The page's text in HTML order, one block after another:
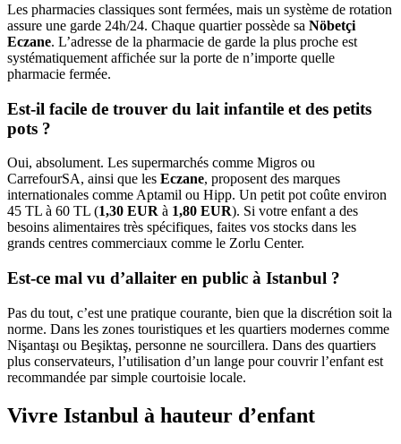
Les pharmacies classiques sont fermées, mais un système de rotation
assure une garde 24h/24. Chaque quartier possède sa Nöbetçi
Eczane. L’adresse de la pharmacie de garde la plus proche est
systématiquement affichée sur la porte de n’importe quelle
pharmacie fermée.
Est-il facile de trouver du lait infantile et des petits
pots ?
Oui, absolument. Les supermarchés comme Migros ou
CarrefourSA, ainsi que les Eczane, proposent des marques
internationales comme Aptamil ou Hipp. Un petit pot coûte environ
45 TL à 60 TL (1,30 EUR à 1,80 EUR). Si votre enfant a des
besoins alimentaires très spécifiques, faites vos stocks dans les
grands centres commerciaux comme le Zorlu Center.
Est-ce mal vu d’allaiter en public à Istanbul ?
Pas du tout, c’est une pratique courante, bien que la discrétion soit la
norme. Dans les zones touristiques et les quartiers modernes comme
Nişantaşı ou Beşiktaş, personne ne sourcillera. Dans des quartiers
plus conservateurs, l’utilisation d’un lange pour couvrir l’enfant est
recommandée par simple courtoisie locale.
Vivre Istanbul à hauteur d’enfant